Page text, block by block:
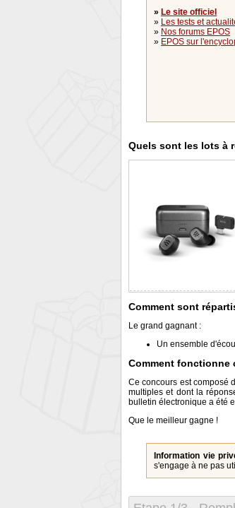
» Le site officiel
» Les tests et
» Nos forums EPOS
» EPOS sur
Quels sont les lots à
Comment sont
Le grand gagnant :
Un ensemble
Comment fonctionne
Ce concours est composé
multiples et dont la
bulletin électronique a été
Que le meilleur gagne !
Information vie
s'engage à ne pas